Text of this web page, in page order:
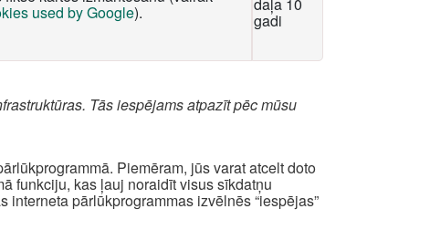
used by Google). gadi
Tās iespējams atpazīt pēc mūsu
Piemēram, jūs varat atcelt doto
funkciju, kas ļauj noraidīt visus sīkdatņu
pārlūkprogrammas izvēlnēs “iespējas”